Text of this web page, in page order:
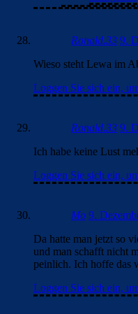
Ronald.33 9.
Wieso steht Lewa im
Loggen Sie sich ein,
Ronald.33 9.
Ich habe keine Lust
Loggen Sie sich ein,
Mo 9.
Da hatte man jetzt so
und man schafft nicht
peinlich. Ich hoffe das
Loggen Sie sich ein,